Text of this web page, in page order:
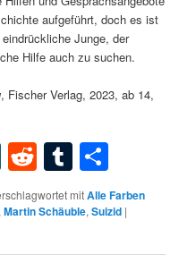
aufgeführt, doch es ist
Junge, der
Hilfe auch zu suchen.
, Fischer Verlag, 2023, ab 14,
XINGRedditTumblr
mitAlle Farben
,Martin Schäuble,Suizid |